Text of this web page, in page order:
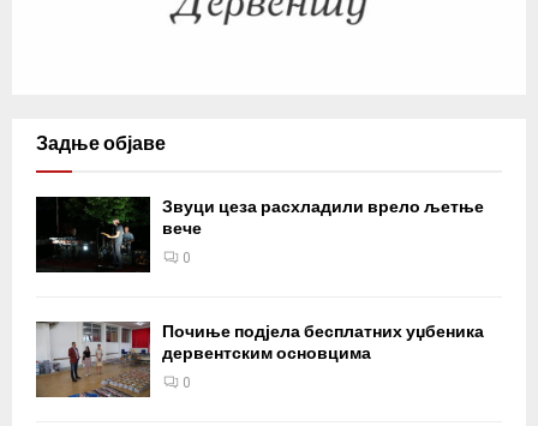
Задње објаве
Звуци цеза расхладили врело љетње
вече
0
Почиње подјела бесплатних уџбеника
дервентским основцима
0